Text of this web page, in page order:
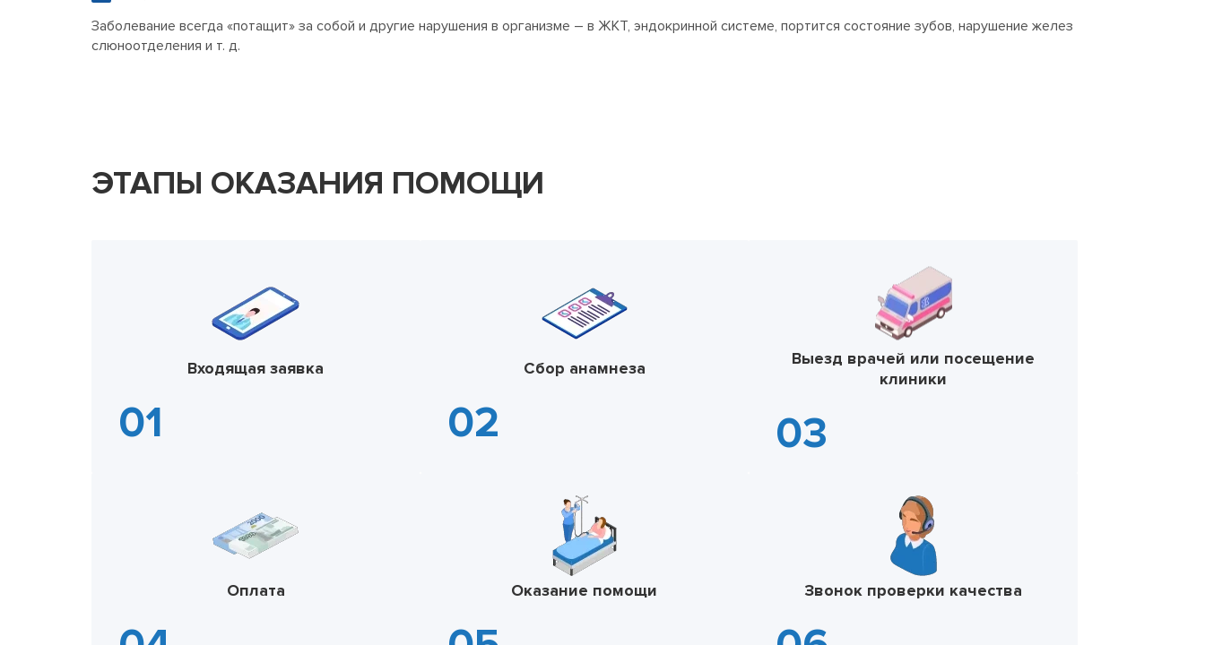
Заболевание всегда «потащит» за собой и другие нарушения в организме – в ЖКТ, эндокринной системе, портится состояние зубов, нарушение желез
слюноотделения и т. д.
ЭТАПЫ ОКАЗАНИЯ ПОМОЩИ
Входящая заявка Сбор анамнеза
Выезд врачей или посещение
клиники
Оплата Оказание помощи Звонок проверки качества